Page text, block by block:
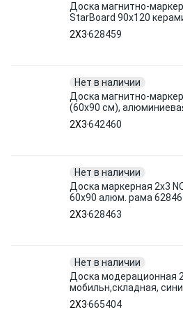
Доска магнитно-
StarBoard 90х120
рама,TSS129P3 N
2X3628459
Нет в наличии
Доска магнитно-
(60x90 см),
OFFICE, '2х3' (Польша),
2X3642460
Нет в наличии
Доска маркерная 2х3
60х90 алюм. рама
2X3628463
Нет в наличии
Доска модерационная
мобильн,складная,
MTT1215/DV 665404 2X3
2X3665404